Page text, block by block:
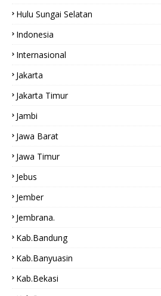
Hulu Sungai Selatan
Indonesia
Internasional
Jakarta
Jakarta Timur
Jambi
Jawa Barat
Jawa Timur
Jebus
Jember
Jembrana.
Kab.bandung
Kab.Banyuasin
Kab.bekasi